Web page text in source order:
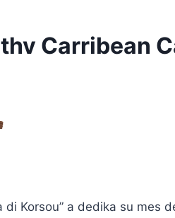
Carribean
Korsou” a dedika su mes